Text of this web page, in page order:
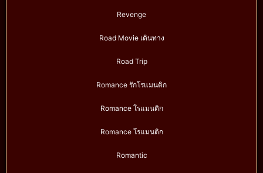
Revenge
Road Movie เดินทาง
Road Trip
Romance รักโรแมนติก
Romance โรแมนติก
Romance โรแมนติก
Romantic